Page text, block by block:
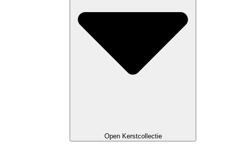
Open Kerstcollectie